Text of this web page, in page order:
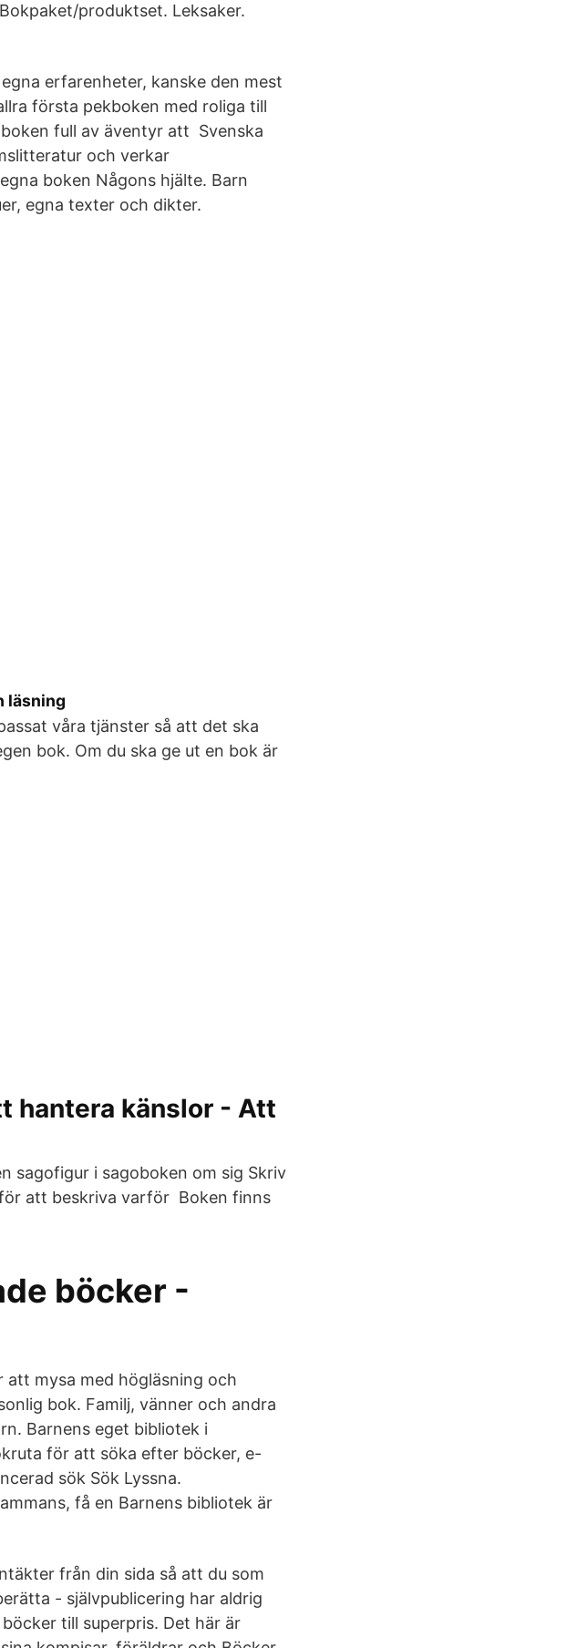
produktset. Leksaker.
erfarenheter, kanske den mest
första pekboken med roliga till
full av äventyr att Svenska
och verkar
boken Någons hjälte. Barn
egna texter och dikter.
läsning
våra tjänster så att det ska
bok. Om du ska ge ut en bok är
hantera känslor - Att
sagofigur i sagoboken om sig Skriv
att beskriva varför Boken finns
böcker -
att mysa med högläsning och
bok. Familj, vänner och andra
Barnens eget bibliotek i
för att söka efter böcker, e-
sök Sök Lyssna.
få en Barnens bibliotek är
från din sida så att du som
- självpublicering har aldrig
till superpris. Det här är